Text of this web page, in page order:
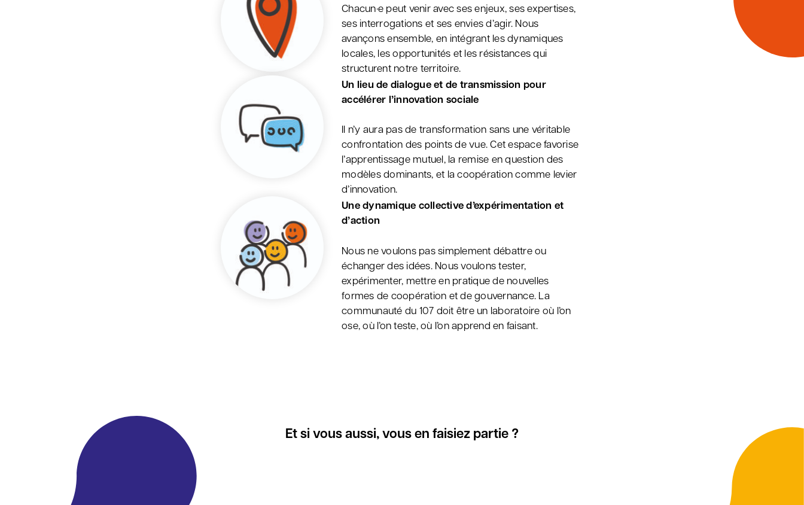
Chacun·e peut venir avec ses enjeux, ses expertises,
ses interrogations et ses envies d’agir. Nous
avançons ensemble, en intégrant les dynamiques
locales, les opportunités et les résistances qui
structurent notre territoire.
Un lieu de dialogue et de transmission pour
accélérer l’innovation sociale
Il n’y aura pas de transformation sans une véritable
confrontation des points de vue. Cet espace favorise
l’apprentissage mutuel, la remise en question des
modèles dominants, et la coopération comme levier
d’innovation.
Une dynamique collective d’expérimentation et
d’action
Nous ne voulons pas simplement débattre ou
échanger des idées. Nous voulons tester,
expérimenter, mettre en pratique de nouvelles
formes de coopération et de gouvernance. La
communauté du 107 doit être un laboratoire où l’on
ose, où l’on teste, où l’on apprend en faisant.
Et si vous aussi, vous en faisiez partie ?